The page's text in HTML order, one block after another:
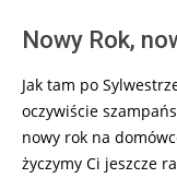
Nowy Rok,
Jak tam po
oczywiście
nowy rok na
życzymy Ci jeszcze